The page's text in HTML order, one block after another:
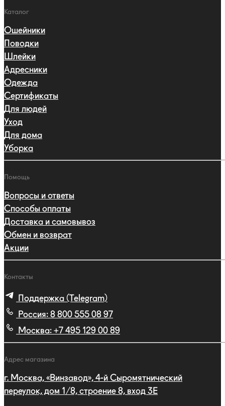
Каталог
Ошейники
Поводки
Шлейки
Адресники
Одежда
Сертификаты
Для людей
Уход
Для дома
Уборка
Помощь
Вопросы и ответы
Способы оплаты
Доставка и самовывоз
Обмен и возврат
Акции
Контакты
Поддержка (Telegram)
Россия: 8 800 555 08 97
Москва: +7 495 129 00 89
Адрес магазина
г. Москва, «Винзавод», 4-й Сыромятнический
переулок, дом 1/8, строение 8, вход 3E